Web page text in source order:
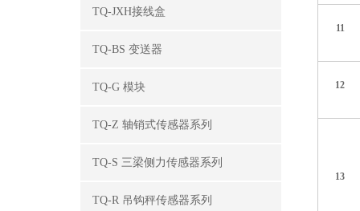
TQ-JXH接线盒
TQ-BS 变送器
TQ-G 模块
TQ-Z 轴销式传感器系列
TQ-S 三梁侧力传感器系列
TQ-R 吊钩秤传感器系列
11
12
13